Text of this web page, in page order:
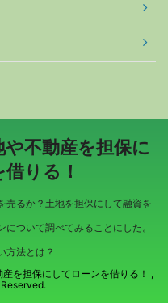
や不動産を担保に
りる！
売るか？土地を担保にして融資を
ついて調べてみることにした。
方法とは？
を担保にしてローンを借りる！ ,